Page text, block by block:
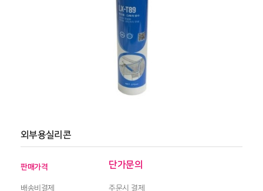
외부용실리콘
판매가격 단가문의
배송비결제 주문시 결제